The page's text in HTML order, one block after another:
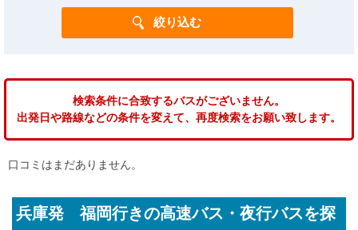
検索条件に合致するバスがございません。
出発日や路線などの条件を変えて、再度検索をお願い致します。
口コミはまだありません。
兵庫発 福岡行きの高速バス・夜行バスを探